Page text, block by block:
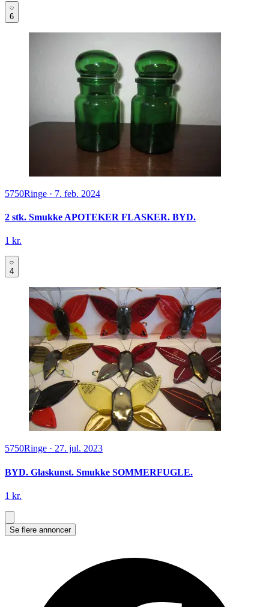
6
5750Ringe · 7. feb. 2024
2 stk. Smukke APOTEKER FLASKER. BYD.
1 kr.
4
5750Ringe · 27. jul. 2023
BYD. Glaskunst. Smukke SOMMERFUGLE.
1 kr.
Se flere annoncer